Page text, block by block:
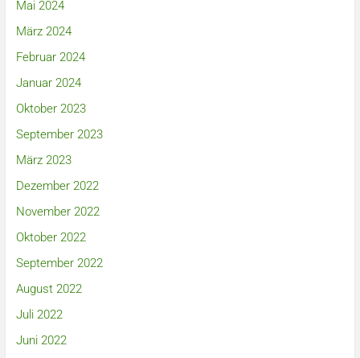
Mai 2024
März 2024
Februar 2024
Januar 2024
Oktober 2023
September 2023
März 2023
Dezember 2022
November 2022
Oktober 2022
September 2022
August 2022
Juli 2022
Juni 2022